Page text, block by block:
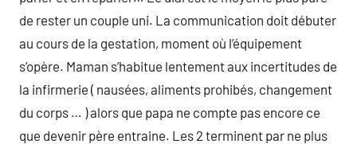
de rester un couple uni. La communication doit débuter
au cours de la gestation, moment où l’équipement
s’opère. Maman s’habitue lentement aux incertitudes de
la infirmerie ( nausées, aliments prohibés, changement
du corps … ) alors que papa ne compte pas encore ce
que devenir père entraine. Les 2 terminent par ne plus